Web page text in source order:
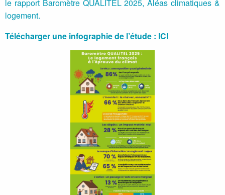
le rapport Baromètre QUALITEL 2025, Aléas climatiques &
logement.
Télécharger une infographie de l’étude : ICI